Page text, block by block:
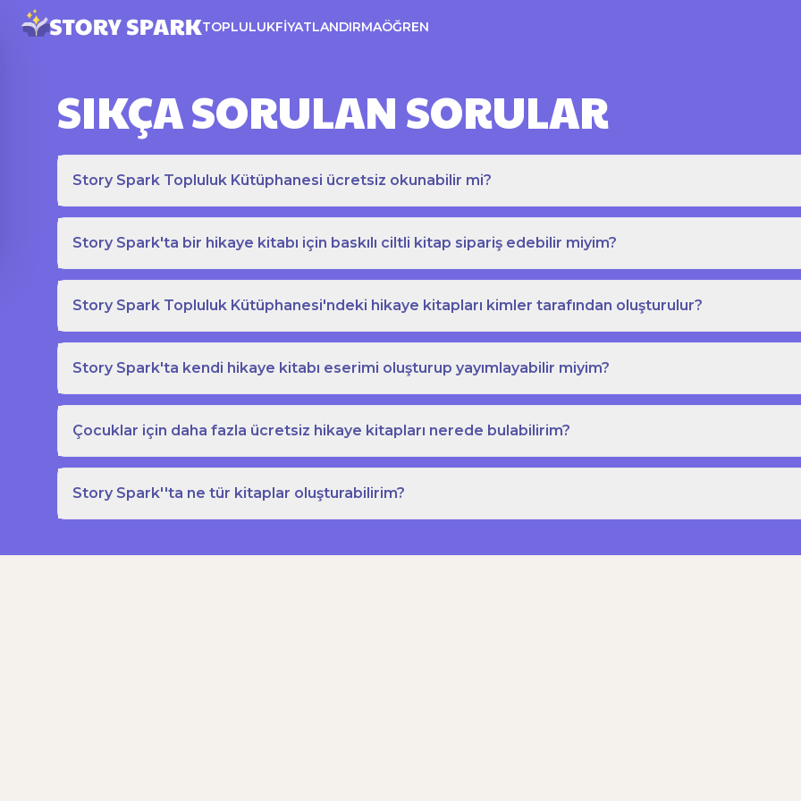
TOPLULUKFIYATLANDIRMAÖĞREN
SIKÇA SORULAN SORULAR
Story Spark Topluluk Kütüphanesi ücretsiz okunabilir mi?
Story Spark'ta bir hikaye kitabı için baskılı ciltli kitap sipariş edebilir miyim?
Story Spark Topluluk Kütüphanesi'ndeki hikaye kitapları kimler tarafından oluşturulur?
Story Spark'ta kendi hikaye kitabı eserimi oluşturup yayımlayabilir miyim?
Çocuklar için daha fazla ücretsiz hikaye kitapları nerede bulabilirim?
Story Spark''ta ne tür kitaplar oluşturabilirim?